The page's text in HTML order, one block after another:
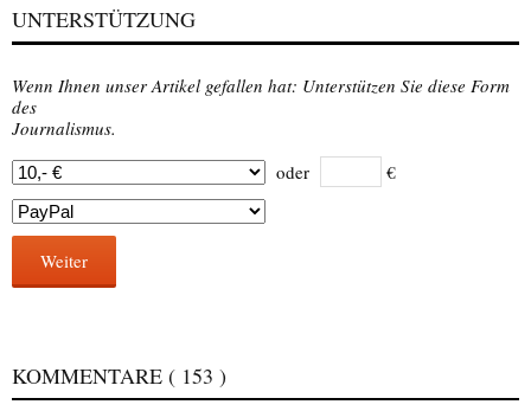
UNTERSTÜTZUNG
Wenn Ihnen unser Artikel gefallen hat: Unterstützen Sie diese Form
des
Journalismus.
oder
€
Weiter
KOMMENTARE ( 153 )